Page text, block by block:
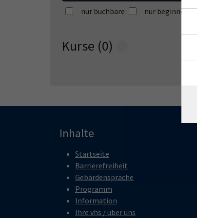
nur buchbare nur beginnende
Kurse (0)
Inhalte
Startseite
Barrierefreiheit
Gebärdensprache
Programm
Information
Ihre vhs / über uns